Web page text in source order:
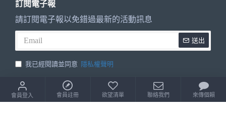
訂閱電子報
請訂閱電子報以免錯過最新的活動訊息
送出
我已經閱讀並同意 隱私權聲明
小丸號魔術方塊購物中心 © 2026 | 統一編號 : 22556642
會員登入 會員註冊 欲望清單 聯絡我們 來傳個賴